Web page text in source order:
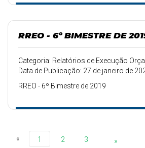
RREO - 6º BIMESTRE DE
Categoria: Relatórios de Execução
Data de Publicação: 27 de janeiro de
RREO - 6º Bimestre de 2019
« 1 2 3 »